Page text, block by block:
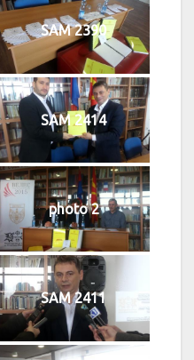
SAM 2390
SAM 2414
photo 2
SAM 2411